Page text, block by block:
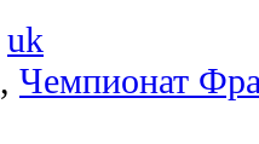
uk
, Чемпионат